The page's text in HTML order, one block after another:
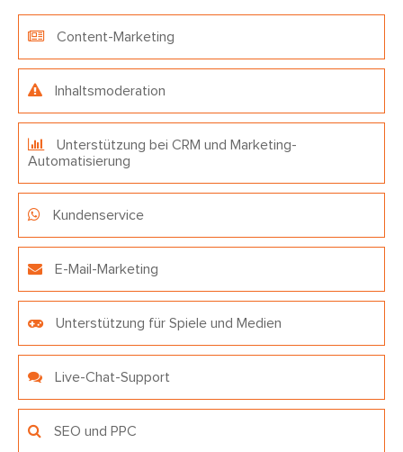
Content-Marketing
Inhaltsmoderation
Unterstützung bei CRM und Marketing-
Automatisierung
Kundenservice
E-Mail-Marketing
Unterstützung für Spiele und Medien
Live-Chat-Support
SEO und PPC